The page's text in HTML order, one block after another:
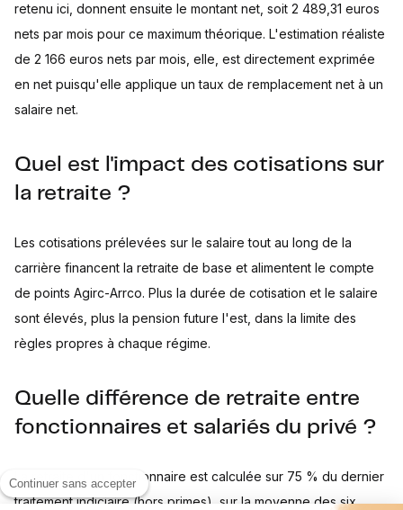
Continuer sans accepter
retenu ici, donnent ensuite le montant net, soit 2 489,31 euros
nets par mois pour ce maximum théorique. L'estimation réaliste
de 2 166 euros nets par mois, elle, est directement exprimée
en net puisqu'elle applique un taux de remplacement net à un
salaire net.
Quel est l'impact des cotisations sur
la retraite ?
Les cotisations prélevées sur le salaire tout au long de la
carrière financent la retraite de base et alimentent le compte
de points Agirc-Arrco. Plus la durée de cotisation et le salaire
sont élevés, plus la pension future l'est, dans la limite des
règles propres à chaque régime.
Quelle différence de retraite entre
fonctionnaires et salariés du privé ?
La retraite d'un fonctionnaire est calculée sur 75 % du dernier
traitement indiciaire (hors primes), sur la moyenne des six